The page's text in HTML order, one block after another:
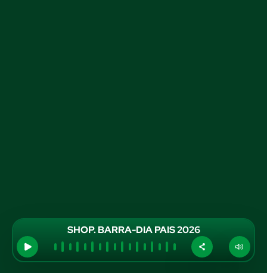
SHOP. BARRA-DIA PAIS 2026